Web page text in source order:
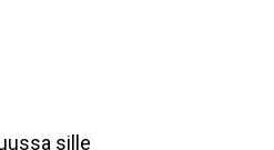
sille